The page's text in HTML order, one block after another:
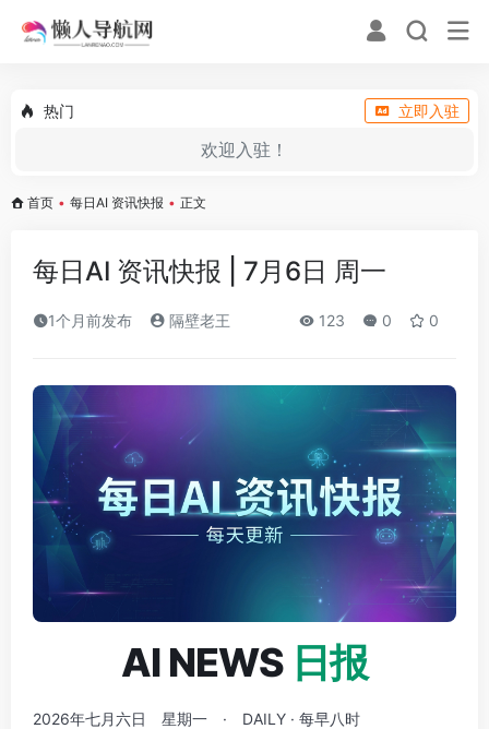
热门 立即入驻
欢迎入驻！
首页 • 每日AI 资讯快报 • 正文
每日AI 资讯快报 | 7月6日 周一
1个月前发布 隔壁老王 123 0 0
AI NEWS 日报
2026年七月六日 星期一 · DAILY · 每早八时